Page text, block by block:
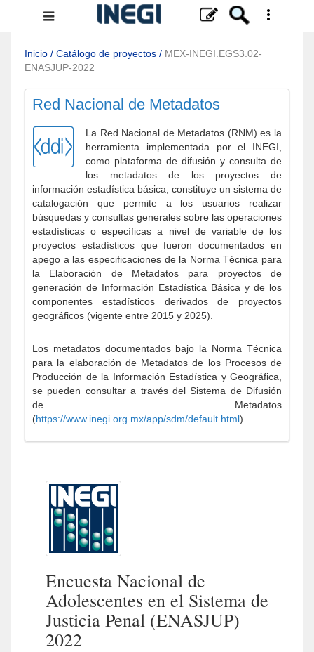
Menú
navegación
Inicio / Catálogo de proyectos / MEX-INEGI.EGS3.02-
ENASJUP-2022
Red Nacional de Metadatos
La Red Nacional de Metadatos (RNM) es la
herramienta implementada por el INEGI,
como plataforma de difusión y consulta de
los metadatos de los proyectos de
información estadística básica; constituye un sistema de
catalogación que permite a los usuarios realizar
búsquedas y consultas generales sobre las operaciones
estadísticas o específicas a nivel de variable de los
proyectos estadísticos que fueron documentados en
apego a las especificaciones de la Norma Técnica para
la Elaboración de Metadatos para proyectos de
generación de Información Estadística Básica y de los
componentes estadísticos derivados de proyectos
geográficos (vigente entre 2015 y 2025).
Los metadatos documentados bajo la Norma Técnica
para la elaboración de Metadatos de los Procesos de
Producción de la Información Estadística y Geográfica,
se pueden consultar a través del Sistema de Difusión
de Metadatos
(https://www.inegi.org.mx/app/sdm/default.html).
Encuesta Nacional de
Adolescentes en el Sistema de
Justicia Penal (ENASJUP)
2022